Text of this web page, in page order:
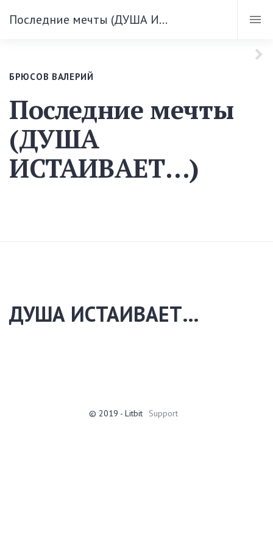
Последние мечты (ДУША ИСТАИВАЕТ…)
БРЮСОВ ВАЛЕРИЙ
Последние мечты
(ДУША
ИСТАИВАЕТ…)
ДУША ИСТАИВАЕТ…
© 2019 - Litbit Support